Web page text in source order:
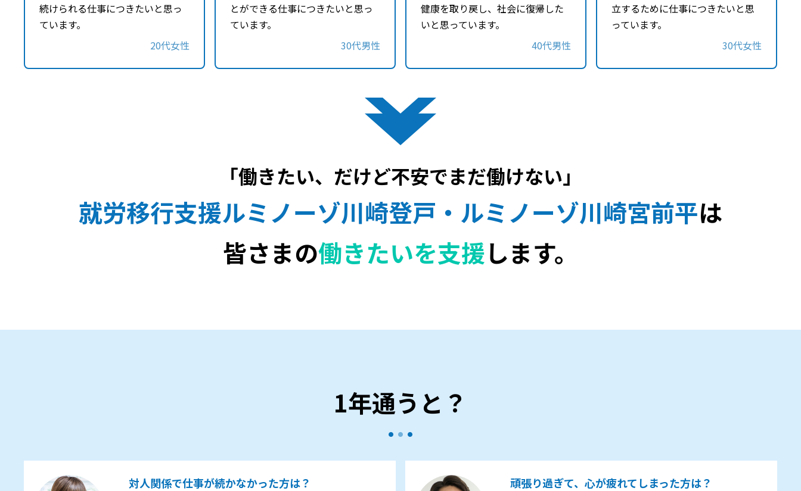
続けられる仕事につきたいと思っ
ています。
20代女性
とができる仕事につきたいと思っ
ています。
30代男性
健康を取り戻し、社会に復帰した
いと思っています。
40代男性
立するために仕事につきたいと思
っています。
30代女性
「働きたい、だけど不安でまだ働けない」
就労移行支援ルミノーゾ川崎登戸・ルミノーゾ川崎宮前平は
皆さまの働きたいを支援します。
1年通うと？
対人関係で仕事が続かなかった方は？ 頑張り過ぎて、心が疲れてしまった方は？